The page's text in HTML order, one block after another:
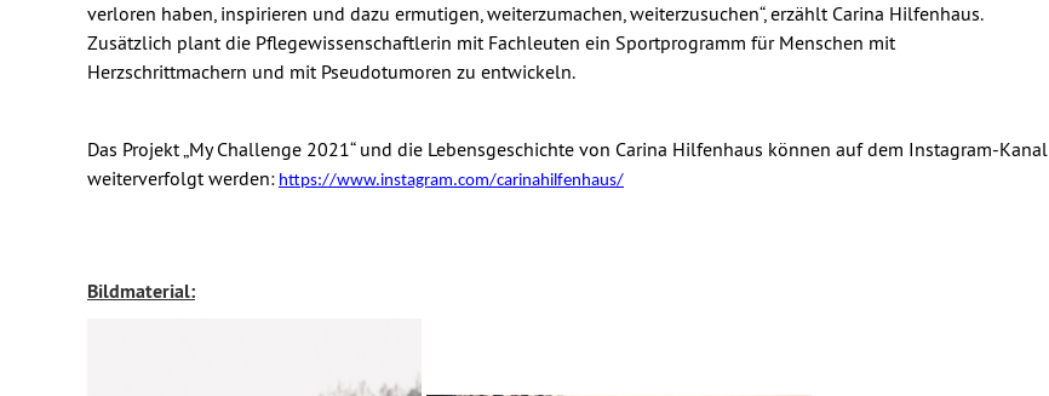
verloren haben, inspirieren und dazu ermutigen, weiterzumachen, weiterzusuchen“, erzählt Carina Hilfenhaus.
Zusätzlich plant die Pflegewissenschaftlerin mit Fachleuten ein Sportprogramm für Menschen mit
Herzschrittmachern und mit Pseudotumoren zu entwickeln.
Das Projekt „My Challenge 2021“ und die Lebensgeschichte von Carina Hilfenhaus können auf dem Instagram-Kanal
weiterverfolgt werden: https://www.instagram.com/carinahilfenhaus/
Bildmaterial: